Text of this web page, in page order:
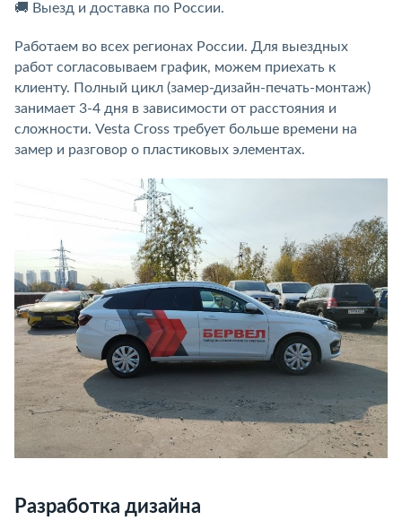
🚚 Выезд и доставка по России.
Работаем во всех регионах России. Для выездных
работ согласовываем график, можем приехать к
клиенту. Полный цикл (замер-дизайн-печать-монтаж)
занимает 3-4 дня в зависимости от расстояния и
сложности. Vesta Cross требует больше времени на
замер и разговор о пластиковых элементах.
Разработка дизайна